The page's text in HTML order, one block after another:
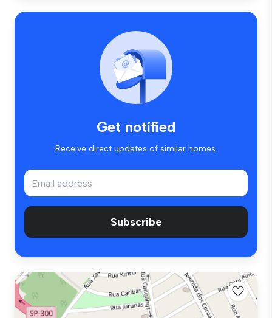
Get notified
Receive direct updates of similar homes.
Subscribe